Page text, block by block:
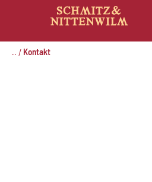
Inhalt
.. / Kontakt